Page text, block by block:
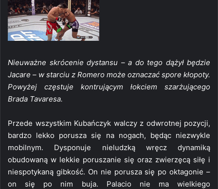
Nieuważne skrócenie dystansu – a do tego dążył będzie
Jacare – w starciu z Romero może oznaczać spore kłopoty.
Powyżej częstuje kontrującym łokciem szarżującego
Brada Tavaresa.
Przede wszystkim Kubańczyk walczy z odwrotnej pozycji,
bardzo lekko porusza się na nogach, będąc niezwykle
mobilnym. Dysponuje nieludzką wręcz dynamiką
obudowaną w lekkie poruszanie się oraz zwierzęcą siłę i
niespotykaną gibkość. On nie porusza się po oktagonie –
on się po nim buja. Palacio nie ma wielkiego